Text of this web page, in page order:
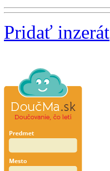
Pridať inzerát